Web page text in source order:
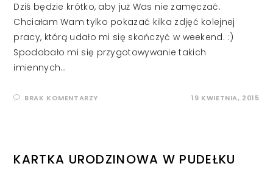
Dziś będzie krótko, aby już Was nie zamęczać.
Chciałam Wam tylko pokazać kilka zdjęć kolejnej
pracy, którą udało mi się skończyć w weekend. :)
Spodobało mi się przygotowywanie takich
imiennych…
BRAK KOMENTARZY 19 KWIETNIA, 2015
KARTKA URODZINOWA W PUDEŁKU